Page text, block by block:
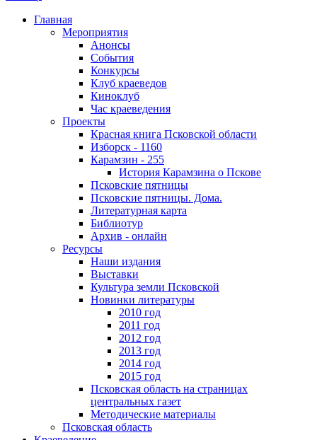
Главная
Мероприятия
Анонсы
События
Конкурсы
Клуб краеведов
Киноклуб
Час краеведения
Проекты
Красная книга Псковской области
Изборск - 1160
Карамзин - 255
История Карамзина о Пскове
Псковские пятницы
Псковские пятницы. Дома.
Литературная карта
Библиотур
Архив - онлайн
Ресурсы
Наши издания
Выставки
Культура земли Псковской
Новинки литературы
2010 год
2011 год
2012 год
2013 год
2014 год
2015 год
Псковская область на страницах
центральных газет
Методические материалы
Псковская область